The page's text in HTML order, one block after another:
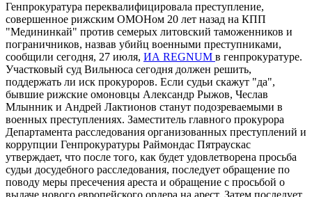
Генпрокуратура переквалифицировала преступление,
совершенное рижским ОМОНом 20 лет назад на КПП
"Медининкай" против семерых литовский таможенников и
пограничников, назвав убийц военными преступниками,
сообщили сегодня, 27 июля, ИА REGNUM в генпрокуратуре.
Участковый суд Вильнюса сегодня должен решить,
поддержать ли иск прокуроров. Если судьи скажут "да",
бывшие рижские омоновцы Александр Рыжов, Чеслав
Млынник и Андрей Лактионов станут подозреваемыми в
военных преступлениях. Заместитель главного прокурора
Департамента расследования организованных преступлений и
коррупции Генпрокуратуры Раймондас Пятраускас
утверждает, что после того, как будет удовлетворена просьба
судьи досудебного расследования, последует обращение по
поводу меры пресечения ареста и обращение с просьбой о
выдаче нового европейского ордера на арест. Затем последует